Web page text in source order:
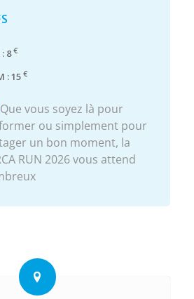
: 8€
: 15 €
Que vous soyez là pour
ou simplement pour
un bon moment, la
RUN 2026 vous attend